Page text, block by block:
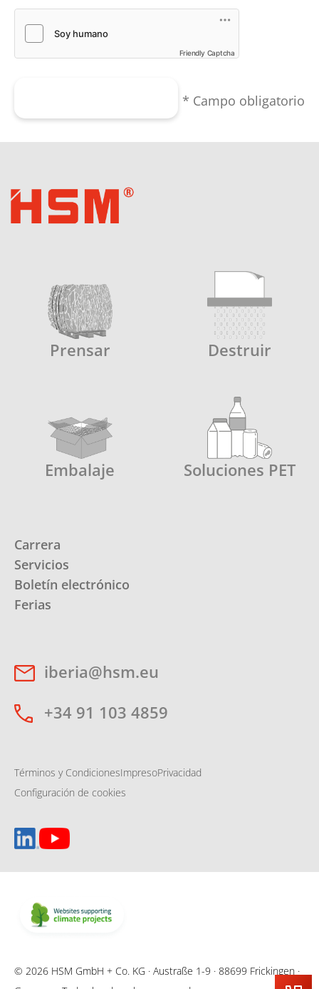
Friendly Captcha
* Campo obligatorio
Prensar Destruir
Embalaje Soluciones PET
Carrera
Servicios
Boletín electrónico
Ferias
iberia@hsm.eu
+34 91 103 4859
Términos y CondicionesImpresoPrivacidad
Configuración de cookies
© 2026 HSM GmbH + Co. KG · Austraße 1-9 · 88699 Frickingen ·